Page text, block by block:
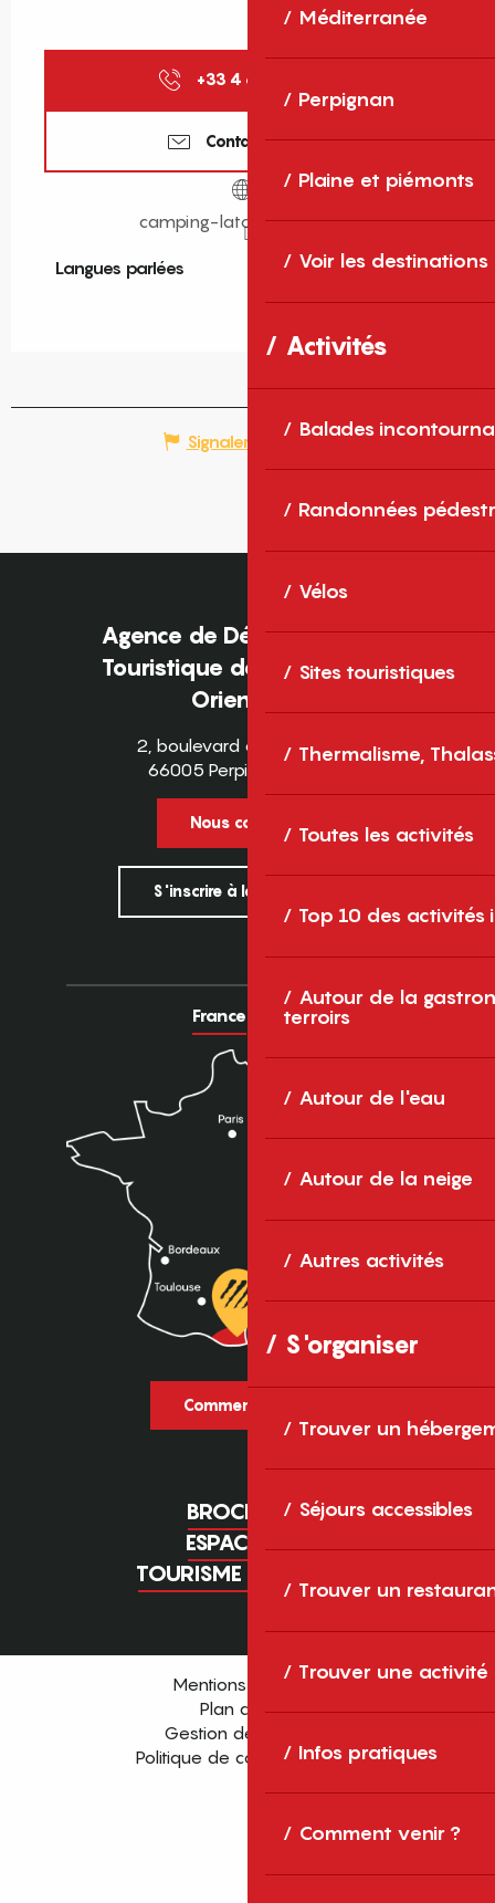
Méditerranée
Perpignan
Plaine et piémonts
Voir les destinations
Activités
Balades
Randonnées
Vélos
Sites touristiques
Thermalisme,
Toutes les activités
Top 10 des activités
Autour de la
terroirs
Autour de l'eau
Autour de la neige
Autres activités
S'organiser
Trouver un
Séjours accessibles
Trouver un
Trouver une activité
Infos pratiques
Comment venir ?
+33 4 68 29 16
Contactez-nous
camping-latourdefrance.fr
Langues parlées
Langues parlées
Signaler une erreur
Agence de Développement
Touristique des Pyrénées-
Orientales
2, boulevard des Pyrénées
66005 Perpignan Cedex
Nous contacter
S'inscrire à la newsletter
France Europe
Comment venir ?
BROCHURES
ESPACE PRO
TOURISME D'AFFAIRES
Mentions légales
Plan du site
Gestion des cookies
Politique de confidentialité